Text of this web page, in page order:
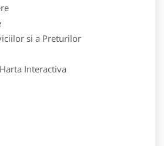
si a Preturilor
Interactiva